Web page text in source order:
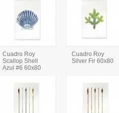
Cuadro Roy
Scallop Shell
Azul #6 60x80
Cuadro Roy
Silver Fir 60x80